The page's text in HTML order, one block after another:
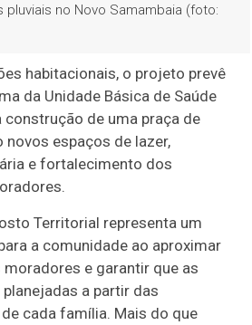
pluviais no Novo Samambaia (foto:
habitacionais, o projeto prevê
da Unidade Básica de Saúde
construção de uma praça de
novos espaços de lazer,
e fortalecimento dos
Territorial representa um
a comunidade ao aproximar
e garantir que as
a partir das
cada família. Mais do que